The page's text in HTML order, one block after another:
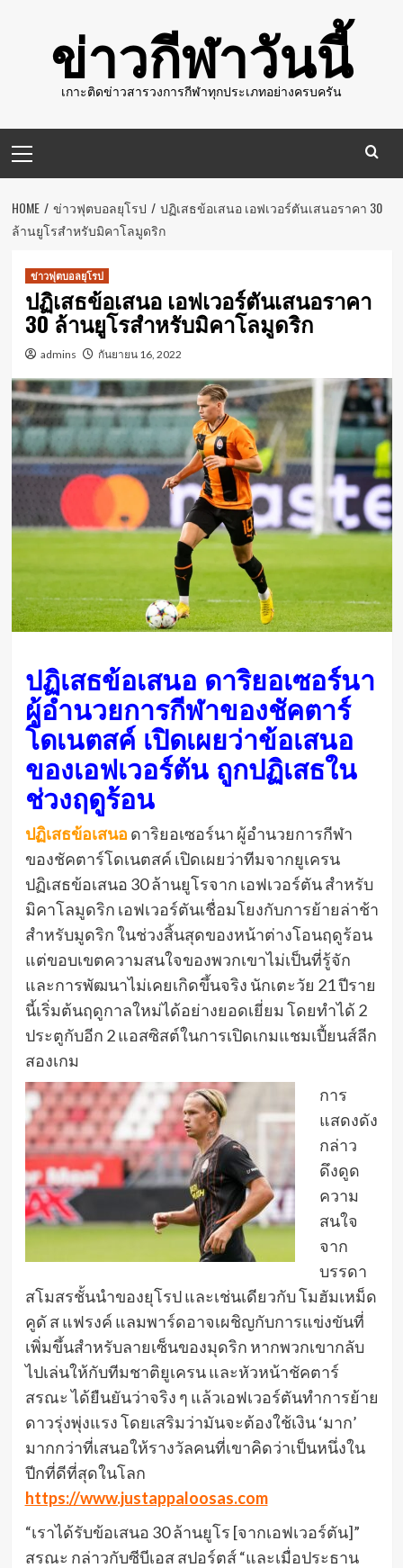
ข่าวกีฬาวันนี้
เกาะติดข่าวสารวงการกีฬาทุกประเภทอย่างครบครัน
Menu
HOME ข่าวฟุตบอลยุโรป
ปฏิเสธข้อเสนอ เอฟเวอร์ตันเสนอราคา 30
ล้านยูโรสำหรับมิคาโลมูดริก
ข่าวฟุตบอลยุโรป
ปฏิเสธข้อเสนอ เอฟเวอร์ตันเสนอราคา
30 ล้านยูโรสำหรับมิคาโลมูดริก
admins กันยายน 16, 2022
ปฏิเสธข้อเสนอ ดาริยอเซอร์นา
ผู้อำนวยการกีฬาของชัคตาร์
โดเนตสค์ เปิดเผยว่าข้อเสนอ
ของเอฟเวอร์ตัน ถูกปฏิเสธใน
ช่วงฤดูร้อน
ปฏิเสธข้อเสนอ ดาริยอเซอร์นา ผู้อำนวยการกีฬา
ของชัคตาร์โดเนตสค์ เปิดเผยว่าทีมจากยูเครน
ปฏิเสธข้อเสนอ 30 ล้านยูโรจาก เอฟเวอร์ตัน สำหรับ
มิคาโลมูดริก เอฟเวอร์ตันเชื่อมโยงกับการย้ายล่าช้า
สำหรับมูดริก ในช่วงสิ้นสุดของหน้าต่างโอนฤดูร้อน
แต่ขอบเขตความสนใจของพวกเขาไม่เป็นที่รู้จัก
และการพัฒนาไม่เคยเกิดขึ้นจริง นักเตะวัย 21 ปีราย
นี้เริ่มต้นฤดูกาลใหม่ได้อย่างยอดเยี่ยม โดยทำได้ 2
ประตูกับอีก 2 แอสซิสต์ในการเปิดเกมแชมเปี้ยนส์ลีก
สองเกม
การ
แสดงดัง
กล่าว
ดึงดูด
ความ
สนใจ
จาก
บรรดา
สโมสรชั้นนำของยุโรป และเช่นเดียวกับ โมฮัมเหม็ด
คูดั ส แฟรงค์ แลมพาร์ดอาจเผชิญกับการแข่งขันที่
เพิ่มขึ้นสำหรับลายเซ็นของมุดริก หากพวกเขากลับ
ไปเล่นให้กับทีมชาติยูเครน และหัวหน้าชัคตาร์
สรณะ ได้ยืนยันว่าจริง ๆ แล้วเอฟเวอร์ตันทำการย้าย
ดาวรุ่งพุ่งแรง โดยเสริมว่ามันจะต้องใช้เงิน ‘มาก’
มากกว่าที่เสนอให้รางวัลคนที่เขาคิดว่าเป็นหนึ่งใน
ปีกที่ดีที่สุดในโลก
https://www.justappaloosas.com
“เราได้รับข้อเสนอ 30 ล้านยูโร [จากเอฟเวอร์ตัน]”
สรณะ กล่าวกับซีบีเอส สปอร์ตส์ “และเมื่อประธาน